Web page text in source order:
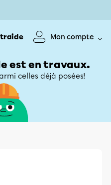
Mon compte
est en travaux.
celles déjà posées!